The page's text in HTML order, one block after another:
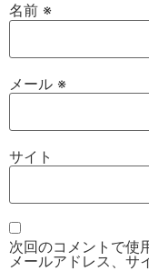
名前 ※
メール ※
サイト
次回のコメントで使
メールアドレス、サ